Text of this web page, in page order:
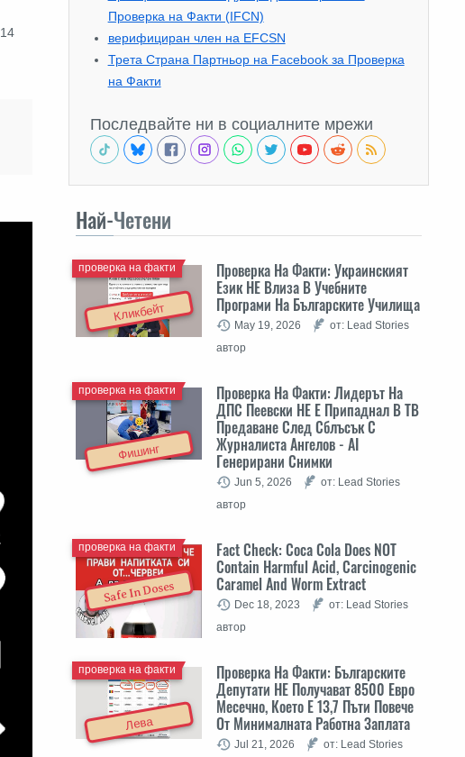
Проверка на Факти (IFCN)
верифициран член на EFCSN
Трета Страна Партньор на Facebook за Проверка
на Факти
Последвайте ни в социалните мрежи
Най-Четени
Кликбейт
Проверка На Факти: Украинският
Език НЕ Влиза В Учебните
Програми На Българските Училища
проверка на факти
May 19, 2026
от: Lead Stories
автор
Фишинг
Проверка На Факти: Лидерът На
ДПС Пеевски НЕ Е Припаднал В ТВ
Предаване След Сблъсък С
Журналиста Ангелов - AI
Генерирани Снимки
проверка на факти
Jun 5, 2026
от: Lead Stories
автор
Safe In Doses
Fact Check: Coca Cola Does NOT
Contain Harmful Acid, Carcinogenic
Caramel And Worm Extract
проверка на факти
Dec 18, 2023
от: Lead Stories
автор
Лева
Проверка На Факти: Българските
Депутати НЕ Получават 8500 Евро
Месечно, Което Е 13,7 Пъти Повече
От Минималната Работна Заплата
проверка на факти
Jul 21, 2026
от: Lead Stories